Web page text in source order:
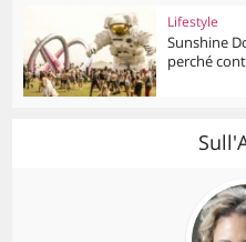
Lifestyle
Sunshine
perché